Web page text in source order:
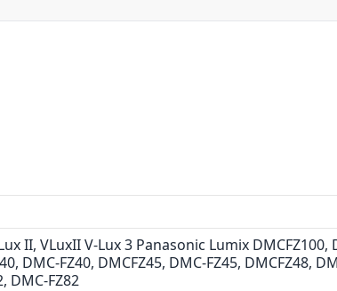
II, VLuxII V-Lux 3 Panasonic Lumix DMCFZ100,
DMC-FZ40, DMCFZ45, DMC-FZ45, DMCFZ48,
DMC-FZ82